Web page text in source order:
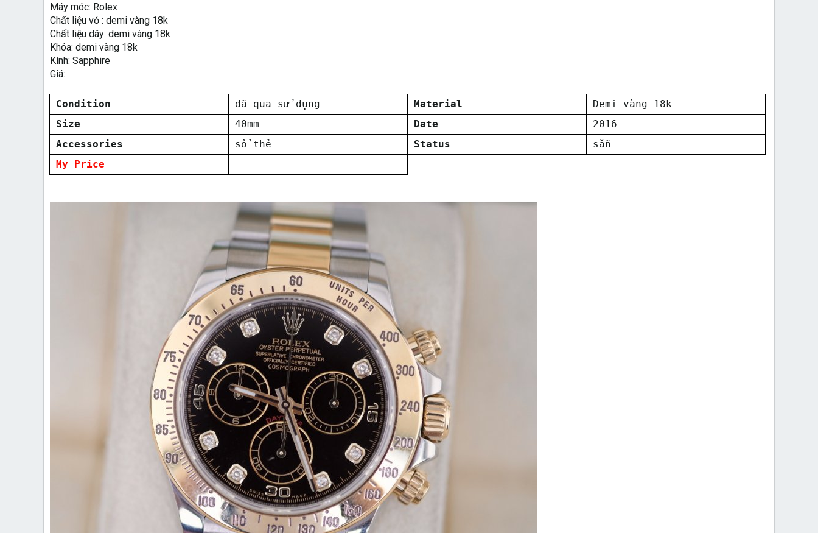
Máy móc: Rolex
Chất liệu vỏ : demi vàng 18k
Chất liệu dây: demi vàng 18k
Khóa: demi vàng 18k
Kính: Sapphire
Giá:
Condition đã qua sử dụng Material
Demi vàng 18k
Size
40mm Date
2016
Accessories
sổ thẻ Status
sẵn
My Price